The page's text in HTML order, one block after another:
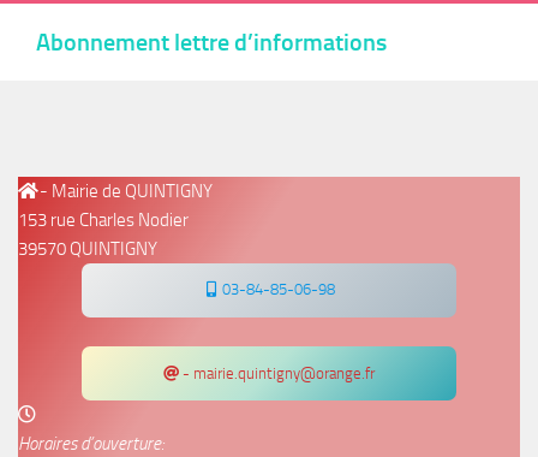
Abonnement lettre d’informations
- Mairie de QUINTIGNY
153 rue Charles Nodier
39570 QUINTIGNY
03-84-85-06-98
- mairie.quintigny@orange.fr
Horaires d’ouverture: